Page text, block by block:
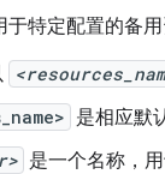
特定配置的备
是相应默
是一个名称，